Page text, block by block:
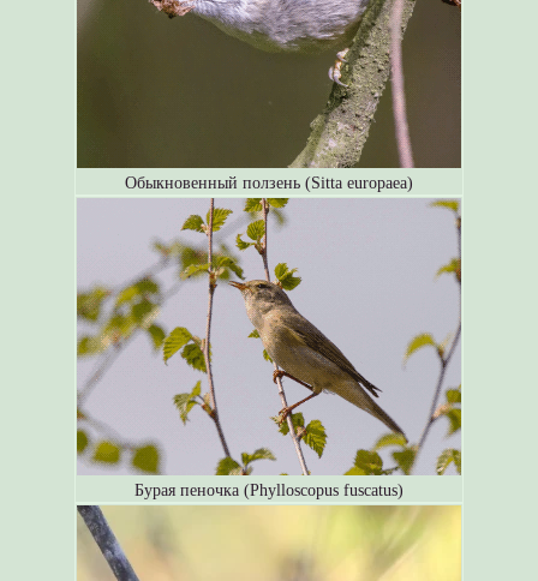
Обыкновенный ползень (Sitta europaea)
Бурая пеночка (Phylloscopus fuscatus)